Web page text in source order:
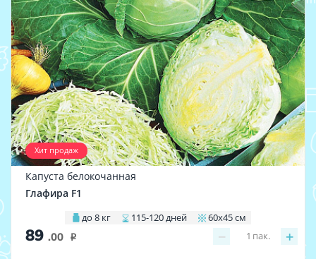
Хит продаж
Капуста белокочанная
Глафира F1
до 8 кг 115-120 дней 60х45 см
89 .00 i − +
1 пак.